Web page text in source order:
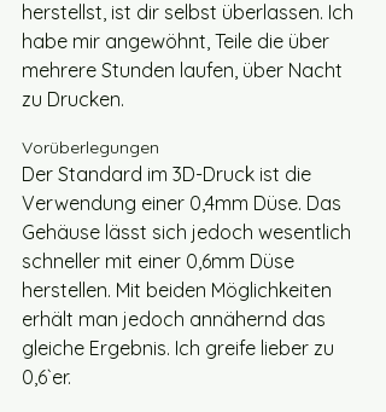
herstellst, ist dir selbst überlassen. Ich
habe mir angewöhnt, Teile die über
mehrere Stunden laufen, über Nacht
zu Drucken.
Vorüberlegungen
Der Standard im 3D-Druck ist die
Verwendung einer 0,4mm Düse. Das
Gehäuse lässt sich jedoch wesentlich
schneller mit einer 0,6mm Düse
herstellen. Mit beiden Möglichkeiten
erhält man jedoch annähernd das
gleiche Ergebnis. Ich greife lieber zu
0,6`er.